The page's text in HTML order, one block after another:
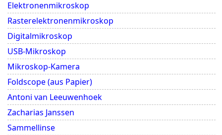
Elektronenmikroskop
Rasterelektronenmikroskop
Digitalmikroskop
USB-Mikroskop
Mikroskop-Kamera
Foldscope (aus Papier)
Antoni van Leeuwenhoek
Zacharias Janssen
Sammellinse